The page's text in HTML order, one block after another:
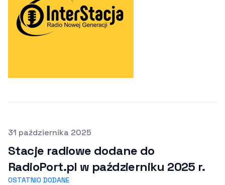
Opublikowano
31 października 2025
Stacje radiowe dodane do
RadioPort.pl w październiku 2025 r.
OSTATNIO DODANE